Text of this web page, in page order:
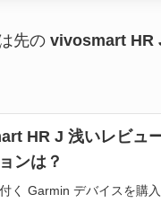
先の vivosmart HR
HR J 浅いレビュ
ンは？
く Garmin デバイスを購